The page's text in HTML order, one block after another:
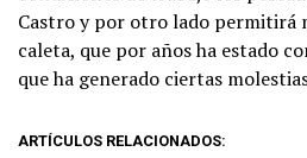
Castro y por otro lado permitirá
caleta, que por años ha estado
que ha generado ciertas
ARTÍCULOS RELACIONADOS: